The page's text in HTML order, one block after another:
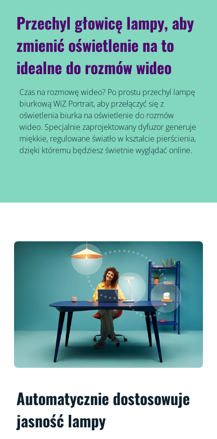
Przechyl głowicę lampy, aby
zmienić oświetlenie na to
idealne do rozmów wideo
Czas na rozmowę wideo? Po prostu przechyl lampę
biurkową WiZ Portrait, aby przełączyć się z
oświetlenia biurka na oświetlenie do rozmów
wideo. Specjalnie zaprojektowany dyfuzor generuje
miękkie, regulowane światło w kształcie pierścienia,
dzięki któremu będziesz świetnie wyglądać online.
Automatycznie dostosowuje
jasność lampy